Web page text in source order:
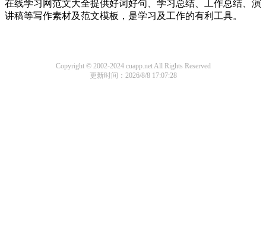
在线学习网范文大全提供好词好句、学习总结、工作总结、演
讲稿等写作素材及范文模板，是学习及工作的有利工具。
Copyright © 2002-2024 cuapp.net All Rights Reserved
更新时间：2026/8/8 17:07:28